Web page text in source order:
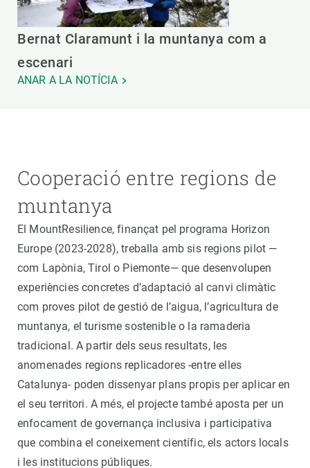
Bernat Claramunt i la muntanya com a
escenari
ANAR A LA NOTÍCIA
Cooperació entre regions de
muntanya
El MountResilience, finançat pel programa Horizon
Europe (2023-2028), treballa amb sis regions pilot —
com Lapònia, Tirol o Piemonte— que desenvolupen
experiències concretes d’adaptació al canvi climàtic
com proves pilot de gestió de l’aigua, l’agricultura de
muntanya, el turisme sostenible o la ramaderia
tradicional. A partir dels seus resultats, les
anomenades regions replicadores -entre elles
Catalunya- poden dissenyar plans propis per aplicar en
el seu territori. A més, el projecte també aposta per un
enfocament de governança inclusiva i participativa
que combina el coneixement científic, els actors locals
i les institucions públiques.